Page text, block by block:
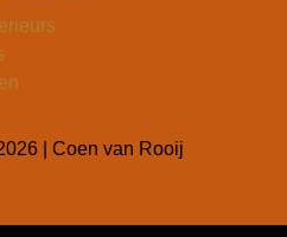
| Coen van Rooij